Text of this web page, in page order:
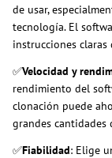
de usar,
tecnología. El
instrucciones
✅Velocidad y
rendimiento del
clonación puede
grandes cantidades
✅Fiabilidad: Elige